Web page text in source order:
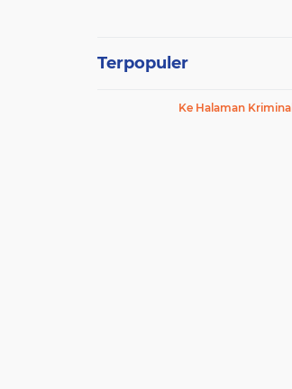
Terpopuler
Ke Halaman Kriminal